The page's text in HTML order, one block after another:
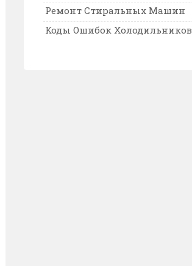
Ремонт Стиральных Машин
Коды Ошибок Холодильников